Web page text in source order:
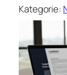
Kategorie: